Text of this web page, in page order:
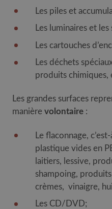
Les piles et
Les luminaires et
Les cartouches
Les déchets
produits chimiques,
Les grandes surfaces
manièrevolontaire :
Le flaconnage,
plastique vides en
laitiers, lessive,
shampoing,
crèmes, vinaigre,
Les CD/DVD;